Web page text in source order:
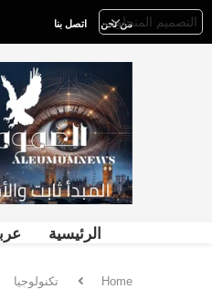
من نحن اتصل بنا
الرئيسية
Home تكنولوجيا